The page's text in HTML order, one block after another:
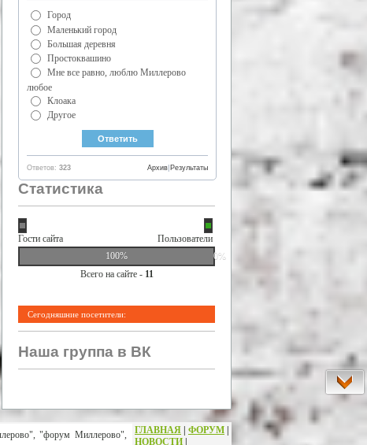
Город
Маленький город
Большая деревня
Простоквашино
Мне все равно, люблю Миллерово
любое
Клоака
Другое
Ответов: 323 Результаты
Архив
Статистика
Гости сайта
Пользователи
100%
0%
Всего на сайте - 11
Сегодняшние посетители:
Наша группа в ВК
"форум Миллерово",
ГЛАВНАЯ ФОРУМ
НОВОСТИ